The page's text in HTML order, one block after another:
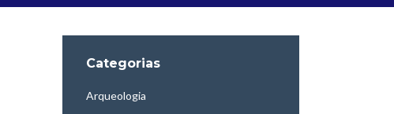
Categorias
Arqueologia